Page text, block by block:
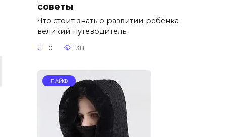
советы
Что стоит знать о развитии ребёнка:
великий путеводитель
0 38
ЛАЙФ